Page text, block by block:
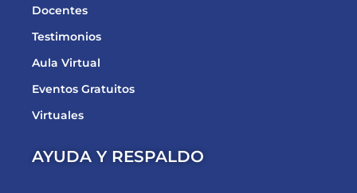
Docentes
Testimonios
Aula Virtual
Eventos Gratuitos
Virtuales
AYUDA Y RESPALDO